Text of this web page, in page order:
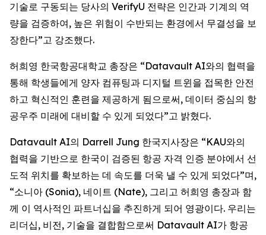
기술로 구동되는 당사의 VerifyU 전략은 인간과 기계의 역
량을 검증하여, 높은 위험이 수반되는 환경에서 무결성을 보
장한다”고 강조했다.
허희영 한국항공대학교 총장은 “Datavault AI와의 협력을
통해 학생들에게 양자 컴퓨팅과 디지털 트윈을 접목한 안전
하고 혁신적인 훈련을 제공하게 됨으로써, 데이터 중심의 항
공우주 미래에 대비할 수 있게 되었다”고 밝혔다.
Datavault AI의 Darrell Jung 한국지사장은 “KAU와의
협력을 기반으로 한국이 검증된 항공 자격 인증 분야에서 선
도적 위치를 확보하는 데 속도를 더욱 낼 수 있게 되었다”며,
“소니아 (Sonia), 네이트 (Nate), 그리고 허희영 총장과 함
께 이 역사적인 파트너십을 추진하게 되어 영광이다. 우리는
리더십, 비전, 기술을 결합함으로써 Datavault AI가 항공